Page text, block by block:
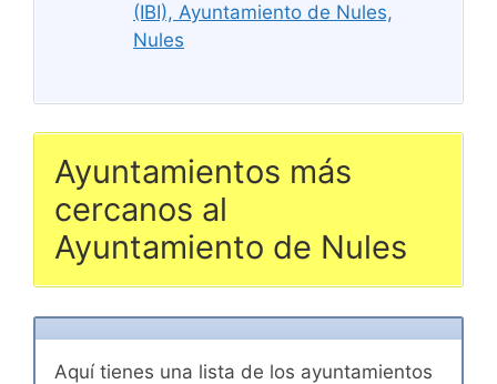
(IBI), Ayuntamiento de Nules,
Nules
Ayuntamientos más
cercanos al
Ayuntamiento de Nules
Aquí tienes una lista de los ayuntamientos